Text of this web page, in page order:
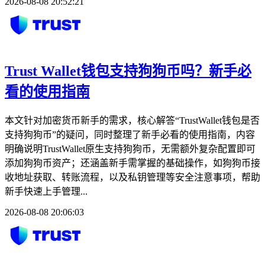
Trust Wallet钱包支持狗狗币吗？新手必
看的使用指南
本文针对加密货币新手的需求，核心解答“TrustWallet钱包是否
支持狗狗币”的疑问，同时整理了新手必看的使用指南，内容
明确说明TrustWallet原生支持狗狗币，无需额外复杂配置即可
添加狗狗币资产；还涵盖新手需掌握的基础操作，如狗狗币接
收地址获取、转账流程，以及私钥管理等安全注意事项，帮助
新手快速上手管理...
2026-08-08 20:06:03